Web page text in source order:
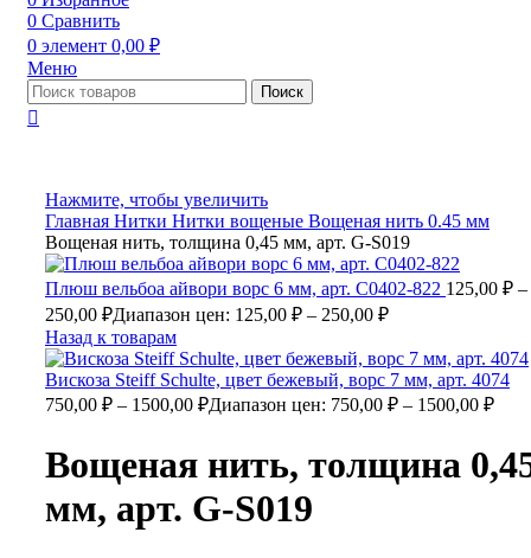
0 Сравнить
0 элемент 0,00 ₽
Меню
Поиск
Нажмите, чтобы увеличить
Главная Нитки Нитки вощеные Вощеная нить 0.45 мм
Вощеная нить, толщина 0,45 мм, арт. G-S019
Плюш вельбоа айвори ворс 6 мм, арт. С0402-822 125,00 ₽ –
250,00 ₽Диапазон цен: 125,00 ₽ – 250,00 ₽
Назад к товарам
Вискоза Steiff Schulte, цвет бежевый, ворс 7 мм, арт. 4074
750,00 ₽ – 1500,00 ₽Диапазон цен: 750,00 ₽ – 1500,00 ₽
Вощеная нить, толщина
мм, арт. G-S019